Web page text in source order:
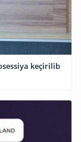
keçirilib